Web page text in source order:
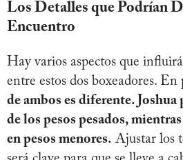
Los Detalles que Podrían
Encuentro
Hay varios aspectos que
entre estos dos boxeadores.
de ambos es diferente. Joshua
de los pesos pesados,
en pesos menores. Ajustar los